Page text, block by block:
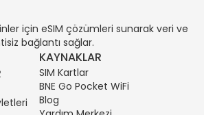
için eSIM çözümleri sunarak veri ve
bağlantı sağlar.
KAYNAKLAR
SIM Kartlar
BNE Go Pocket WiFi
Blog